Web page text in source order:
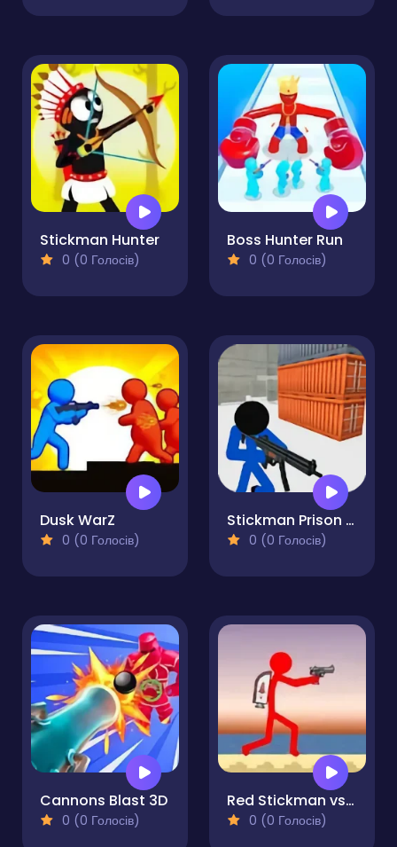
Stickman Hunter
0 (0 Голосів)
Boss Hunter Run
0 (0 Голосів)
Dusk WarZ
0 (0 Голосів)
Stickman Prison Counter Assault
0 (0 Голосів)
Cannons Blast 3D
0 (0 Голосів)
Red Stickman vs Craftmans 2
0 (0 Голосів)